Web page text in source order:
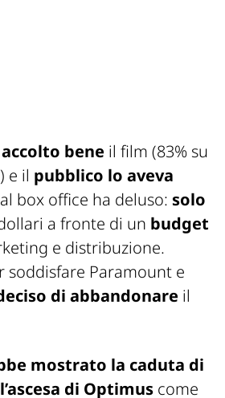
bene il film (83% su
e il pubblico lo aveva
box office ha deluso: solo
a fronte di un budget
e distribuzione.
soddisfare Paramount e
di abbandonare il
mostrato la caduta di
l’ascesa di Optimus come